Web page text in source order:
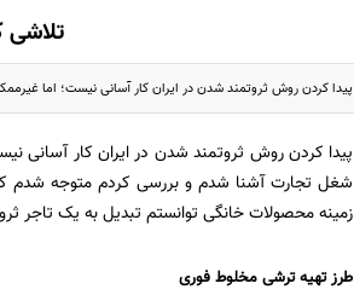
تلاشی
پیدا کردن روش ثروتمند شدن در ایران کار آسانی نیست؛ اما
پیدا کردن روش ثروتمند شدن در ایران کار آسانی
شغل تجارت آشنا شدم و بررسی کردم متوجه
زمینه محصولات خانگی توانستم تبدیل به یک تاجر
طرز تهیه ترشی مخلوط فوری